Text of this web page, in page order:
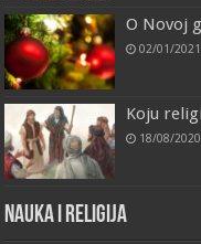
O Novoj
02/01/2021
Koju
18/08/2020
Nauka i religija